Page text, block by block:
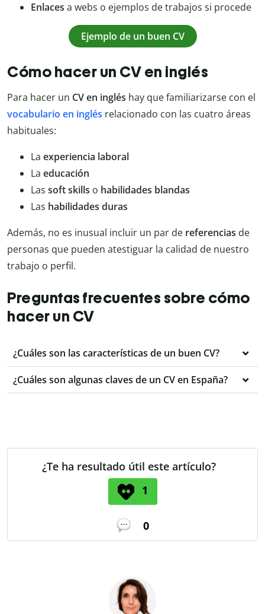
Enlaces a webs o ejemplos de trabajos si procede
Ejemplo de un buen CV
Cómo hacer un CV en inglés
Para hacer un CV en inglés hay que familiarizarse con el
vocabulario en inglés relacionado con las cuatro áreas
habituales:
La experiencia laboral
La educación
Las soft skills o habilidades blandas
Las habilidades duras
Además, no es inusual incluir un par de referencias de
personas que pueden atestiguar la calidad de nuestro
trabajo o perfil.
Preguntas frecuentes sobre cómo
hacer un CV
¿Cuáles son las características de un buen CV?
¿Cuáles son algunas claves de un CV en España?
¿Te ha resultado útil este artículo?
1
0